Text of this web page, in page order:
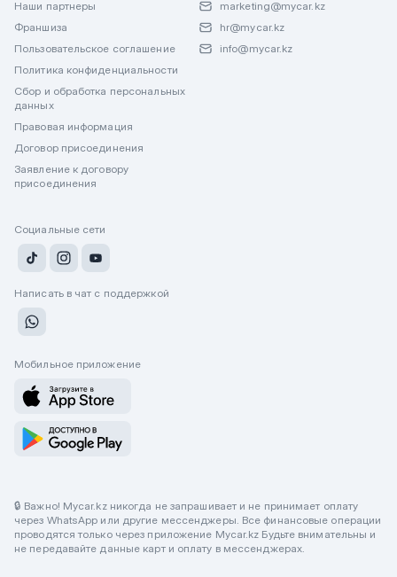
Наши партнеры
Франшиза
Пользовательское соглашение
Политика конфиденциальности
Сбор и обработка персональных
данных
Правовая информация
Договор присоединения
Заявление к договору
присоединения
marketing@mycar.kz
hr@mycar.kz
info@mycar.kz
Социальные сети
Написать в чат с поддержкой
Мобильное приложение
🔒 Важно! Mycar.kz никогда не запрашивает и не принимает оплату
через WhatsApp или другие мессенджеры. Все финансовые операции
проводятся только через приложение Mycar.kz Будьте внимательны и
не передавайте данные карт и оплату в мессенджерах.